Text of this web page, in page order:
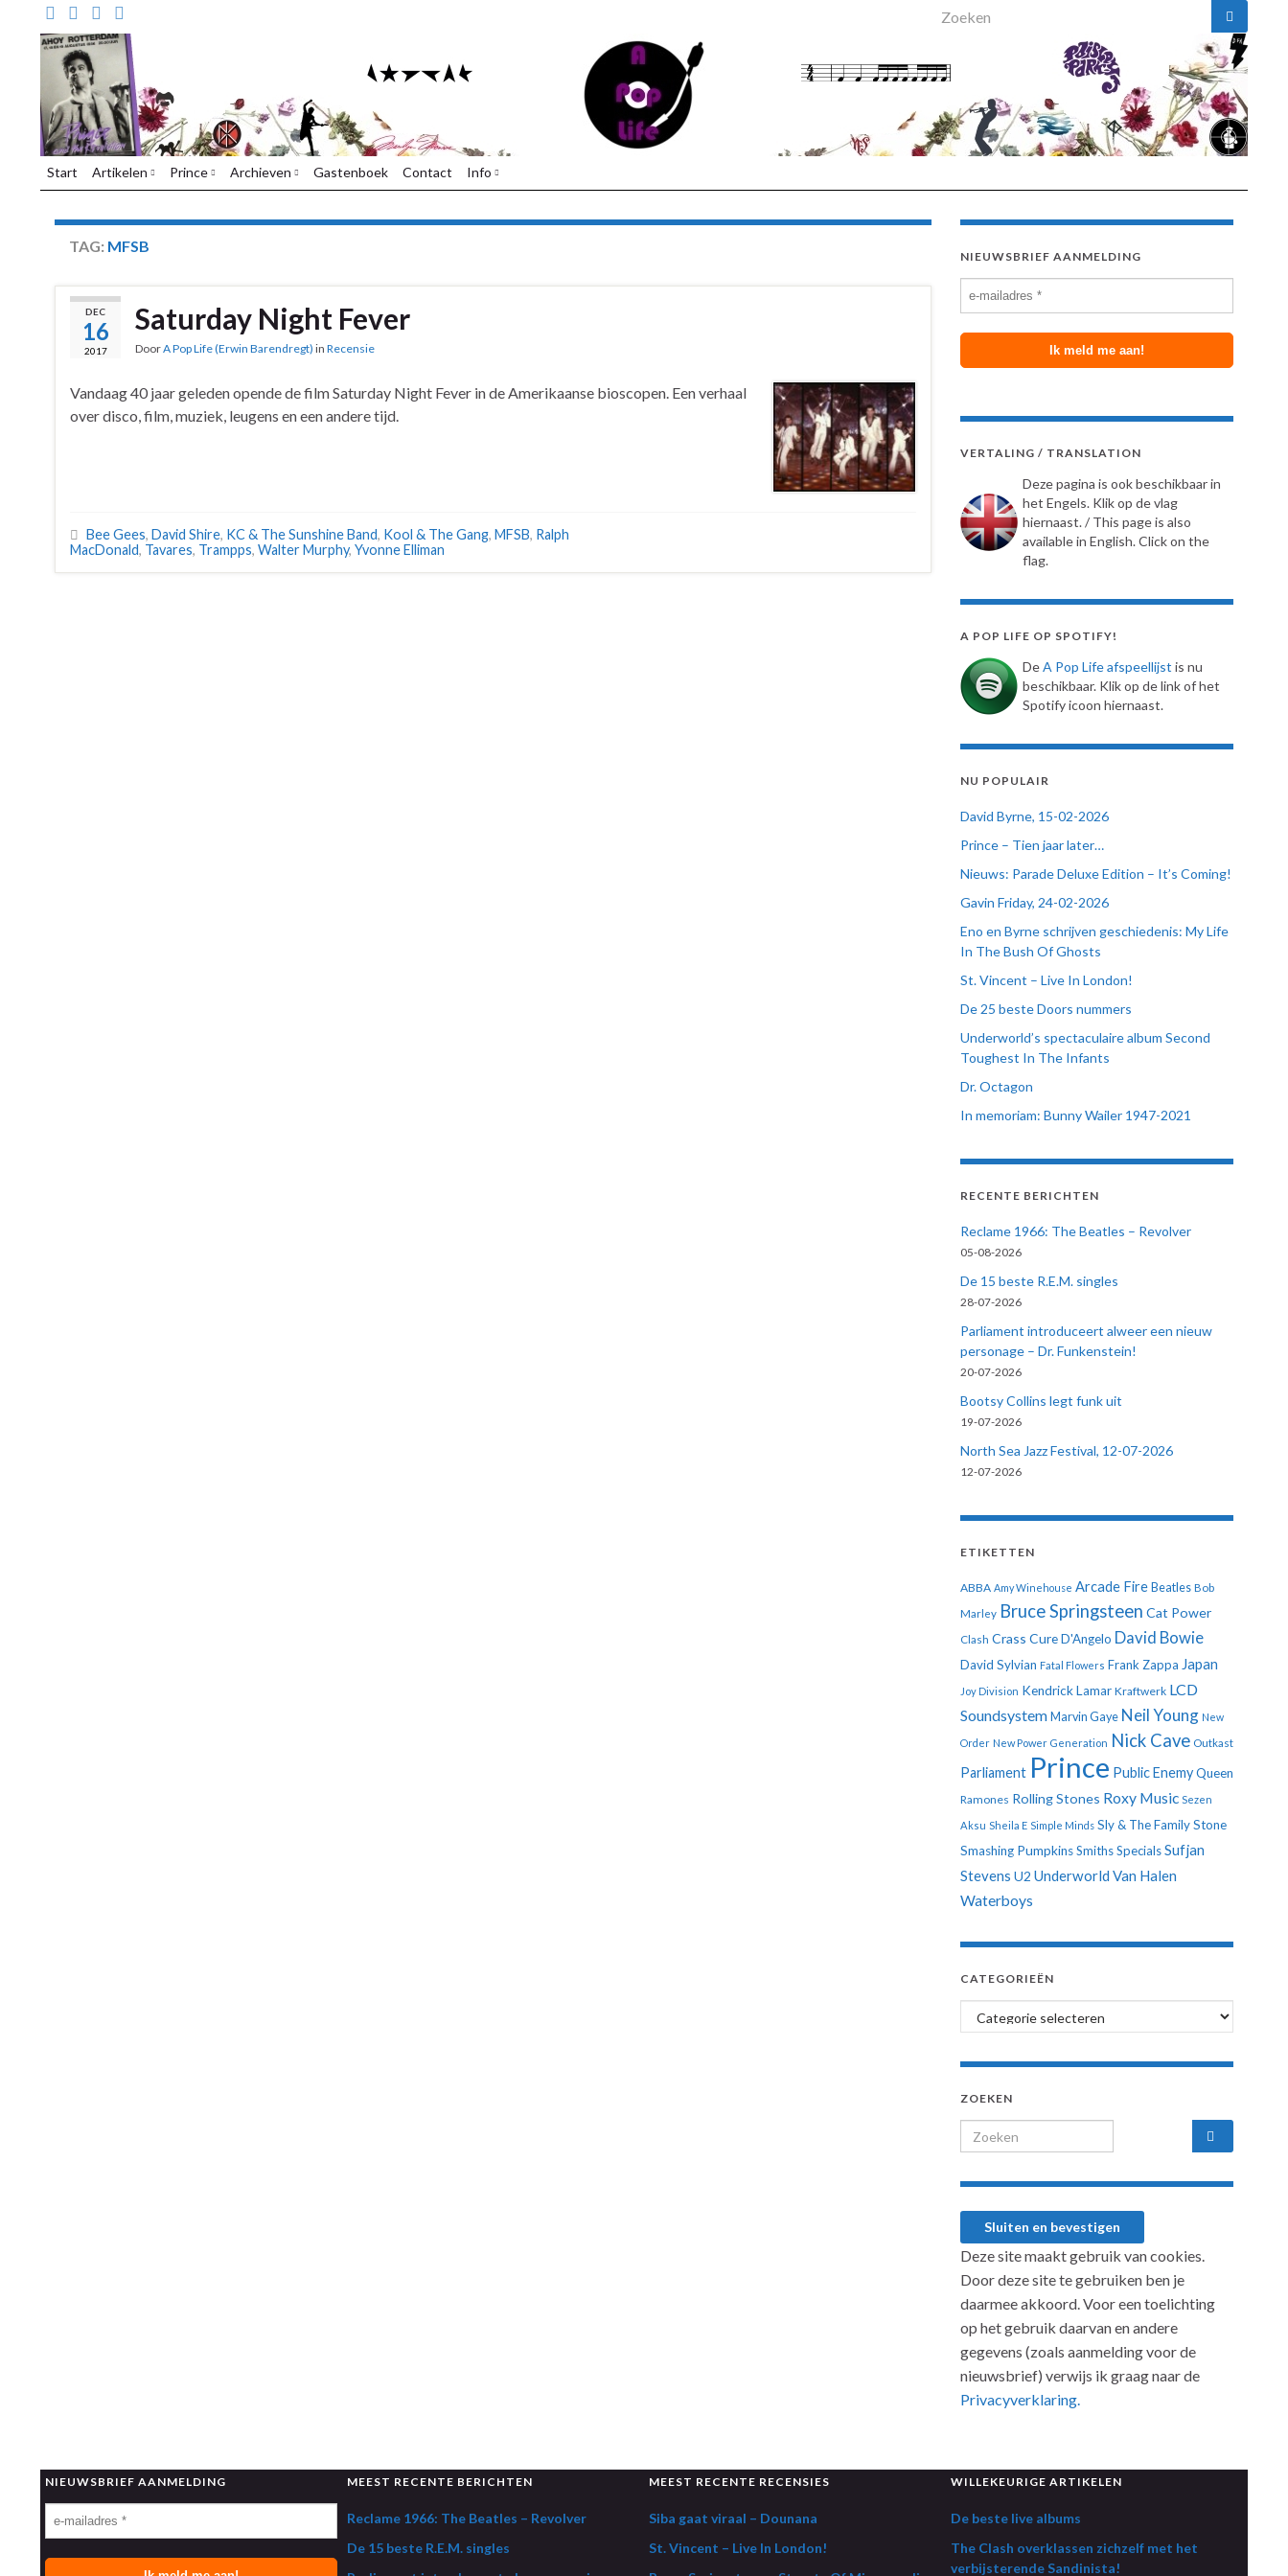
Search for:
Start Artikelen Prince Archieven Gastenboek Contact Info
TAG: MFSB
DEC
16
2017
Saturday Night Fever
DoorA Pop Life (Erwin Barendregt) in Recensie
Vandaag 40 jaar geleden opende de film Saturday Night Fever in de Amerikaanse bioscopen. Een verhaal
over disco, film, muziek, leugens en een andere tijd.
Bee Gees, David Shire, KC & The Sunshine Band, Kool & The Gang, MFSB, Ralph
MacDonald, Tavares, Trampps, Walter Murphy, Yvonne Elliman
NIEUWSBRIEF AANMELDING
VERTALING / TRANSLATION
Deze pagina is ook beschikbaar in
het Engels. Klik op de vlag
hiernaast. / This page is also
available in English. Click on the
flag.
A POP LIFE OP SPOTIFY!
DeA Pop Life afspeellijst is nu
beschikbaar. Klik op de link of het
Spotify icoon hiernaast.
NU POPULAIR
David Byrne, 15-02-2026
Prince – Tien jaar later…
Nieuws: Parade Deluxe Edition – It’s Coming!
Gavin Friday, 24-02-2026
Eno en Byrne schrijven geschiedenis: My Life
In The Bush Of Ghosts
St. Vincent – Live In London!
De 25 beste Doors nummers
Underworld’s spectaculaire album Second
Toughest In The Infants
Dr. Octagon
In memoriam: Bunny Wailer 1947-2021
RECENTE BERICHTEN
Reclame 1966: The Beatles – Revolver
05-08-2026
De 15 beste R.E.M. singles
28-07-2026
Parliament introduceert alweer een nieuw
personage – Dr. Funkenstein!
20-07-2026
Bootsy Collins legt funk uit
19-07-2026
North Sea Jazz Festival, 12-07-2026
12-07-2026
ETIKETTEN
ABBA Amy Winehouse Arcade Fire Beatles Bob
Marley Bruce Springsteen Cat Power
Clash Crass CureD'Angelo David Bowie
David Sylvian Fatal Flowers Frank Zappa Japan
Joy Division Kendrick Lamar Kraftwerk LCD
Soundsystem Marvin Gaye Neil Young New
Order New Power Generation Nick Cave Outkast
Parliament Prince Public EnemyQueen
Ramones Rolling Stones Roxy Music Sezen
Aksu Sheila E Simple Minds Sly & The Family Stone
Smashing PumpkinsSmithsSpecialsSufjan
Stevens U2 Underworld Van Halen
Waterboys
CATEGORIEËN
Categorieën
ZOEKEN
Search for:
Deze site maakt gebruik van cookies.
Door deze site te gebruiken ben je
daarmee akkoord. Voor een toelichting
op het gebruik daarvan en andere
gegevens (zoals aanmelding voor de
nieuwsbrief) verwijs ik graag naar de
Privacyverklaring.
NIEUWSBRIEF AANMELDING MEEST RECENTE BERICHTEN
Reclame 1966: The Beatles – Revolver
De 15 beste R.E.M. singles
MEEST RECENTE RECENSIES
Siba gaat viraal – Dounana
St. Vincent – Live In London!
WILLEKEURIGE ARTIKELEN
De beste live albums
The Clash overklassen zichzelf met het
verbijsterende Sandinista!